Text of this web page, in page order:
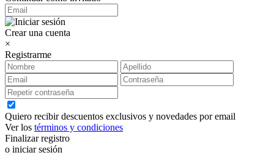
Crear una cuenta
×
Registrarme
Quiero recibir descuentos exclusivos y novedades por email
Ver los términos y condiciones
Finalizar registro
o iniciar sesión